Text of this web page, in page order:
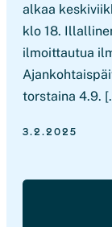
alkaa
klo 18.
ilmoittautua
torstaina 4.9.
3.2.2025